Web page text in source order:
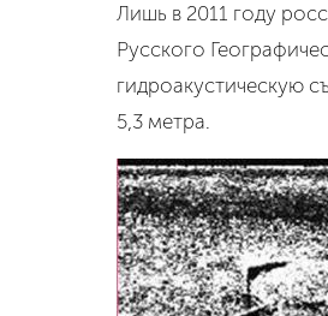
Лишь в 2011 году
Русского
гидроакустическую
5,3 метра.